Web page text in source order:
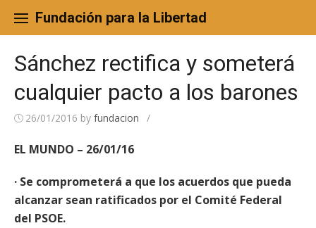
content
Fundación para la Libertad
Sánchez rectifica y someterá
cualquier pacto a los barones
26/01/2016 by fundacion /
EL MUNDO – 26/01/16
· Se comprometerá a que los acuerdos que pueda
alcanzar sean ratificados por el Comité Federal
del PSOE.